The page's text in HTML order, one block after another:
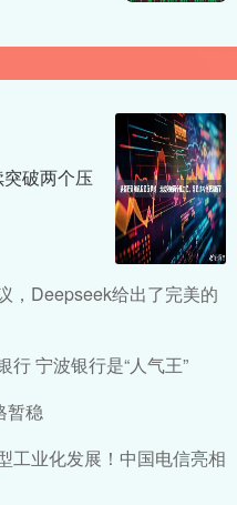
破两个压
，Deepseek给出了完美的
宁波银行是“人气王”
暂稳
工业化发展！中国电信亮相